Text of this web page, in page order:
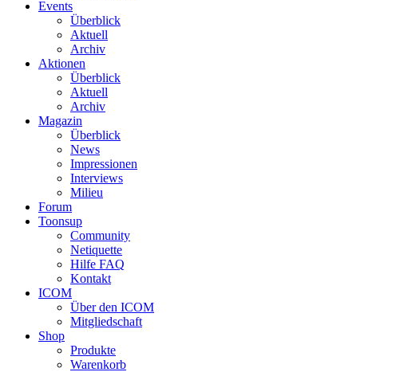
Events
Überblick
Aktuell
Archiv
Aktionen
Überblick
Aktuell
Archiv
Magazin
Überblick
News
Impressionen
Interviews
Milieu
Forum
Toonsup
Community
Netiquette
Hilfe FAQ
Kontakt
ICOM
Über den ICOM
Mitgliedschaft
Shop
Produkte
Warenkorb